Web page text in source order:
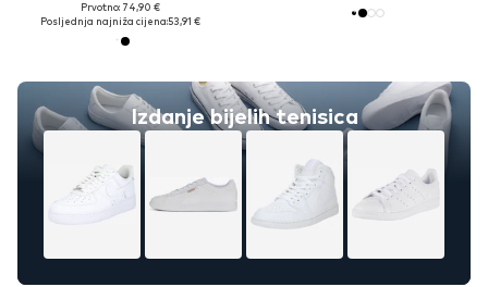
Prvotno: 74,90 €
Posljednja najniža cijena:53,91 €
Izdanje bijelih tenisica